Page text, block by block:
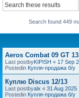
Search found 449
Aeros Combat 09 GT
Last postbyKIPISH « 17 Sep
Postedin Купля-продажа б/у
Куплю Discus 12/13
Last postbyalx « 31 Aug 2025
Postedin Купля-продажа б/у